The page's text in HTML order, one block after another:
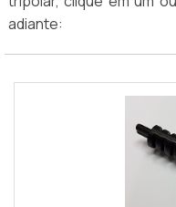
adiante: